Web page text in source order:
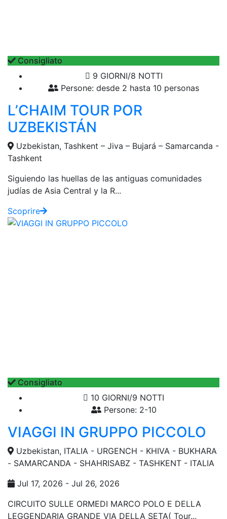
Consigliato
9 GIORNI/8 NOTTI
Persone: desde 2 hasta 10 personas
L’CHAIM TOUR POR
UZBEKISTÁN
Uzbekistan, Tashkent – Jiva – Bujará – Samarcanda -
Tashkent
Siguiendo las huellas de las antiguas comunidades
judías de Asia Central y la R...
Scoprire
Consigliato
10 GIORNI/9 NOTTI
Persone: 2-10
VIAGGI IN GRUPPO PICCOLO
Uzbekistan, ITALIA - URGENCH - KHIVA - BUKHARA
- SAMARCANDA - SHAHRISABZ - TASHKENT - ITALIA
Jul 17, 2026 - Jul 26, 2026
CIRCUITO SULLE ORMEDI MARCO POLO E DELLA
LEGGENDARIA GRANDE VIA DELLA SETA( Tour...